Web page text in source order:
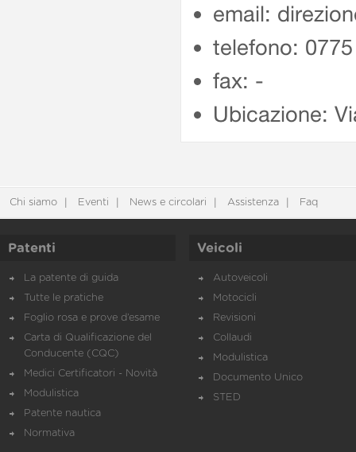
email:
telefono:
fax: -
Ubicazione:
Chi siamo Eventi News e circolari Assistenza Faq
Patenti
La patente di guida
Tutte le pratiche
Foglio rosa e prove d’esame
Carta di Qualificazione del
Conducente (CQC)
Medici Certificatori - Novità
Modulistica
Patente nautica
Normativa
Veicoli
Autoveicoli
Motocicli
Revisioni
Collaudi
Modulistica
Documento Unico
STED